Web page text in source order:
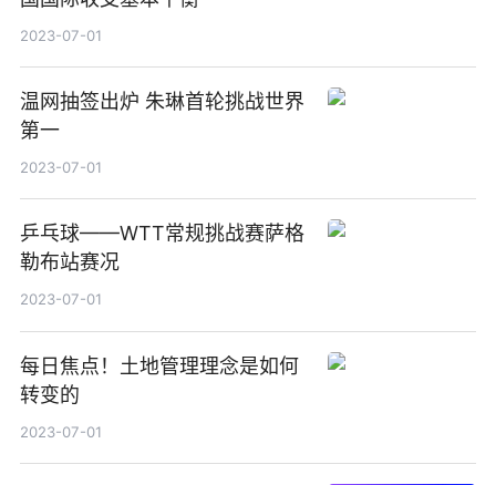
2023-07-01
温网抽签出炉 朱琳首轮挑战世界
第一
2023-07-01
乒乓球——WTT常规挑战赛萨格
勒布站赛况
2023-07-01
每日焦点！土地管理理念是如何
转变的
2023-07-01